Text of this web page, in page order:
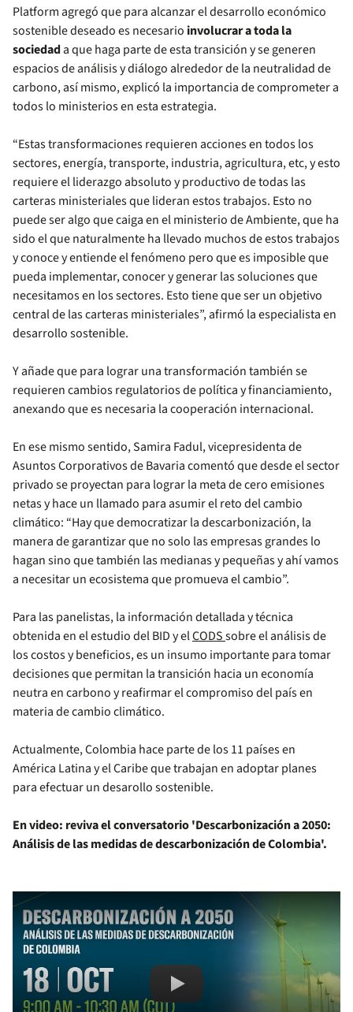
Platform agregó que para alcanzar el desarrollo económico
sostenible deseado es necesario involucrar a toda la
sociedada que haga parte de esta transición y se generen
espacios de análisis y diálogo alrededor de la neutralidad de
carbono, así mismo, explicó la importancia de comprometer a
todos lo ministerios en esta estrategia.
“Estas transformaciones requieren acciones en todos los
sectores, energía, transporte, industria, agricultura, etc, y esto
requiere el liderazgo absoluto y productivo de todas las
carteras ministeriales que lideran estos trabajos. Esto no
puede ser algo que caiga en el ministerio de Ambiente, que ha
sido el que naturalmente ha llevado muchos de estos trabajos
y conoce y entiende el fenómeno pero que es imposible que
pueda implementar, conocer y generar las soluciones que
necesitamos en los sectores. Esto tiene que ser un objetivo
central de las carteras ministeriales”, afirmó la especialista en
desarrollo sostenible.
Y añade que para lograr una transformación también se
requieren cambios regulatorios de política y financiamiento,
anexando que es necesaria la cooperación internacional.
En ese mismo sentido, Samira Fadul, vicepresidenta de
Asuntos Corporativos de Bavaria comentó que desde el sector
privado se proyectan para lograr la meta de cero emisiones
netas y hace un llamado para asumir el reto del cambio
climático: “Hay que democratizar la descarbonización, la
manera de garantizar que no solo las empresas grandes lo
hagan sino que también las medianas y pequeñas y ahí vamos
a necesitar un ecosistema que promueva el cambio”.
Para las panelistas, la información detallada y técnica
obtenida en el estudio del BID y elCODSsobre el análisis de
los costos y beneficios, es un insumo importante para tomar
decisiones que permitan la transición hacia un economía
neutra en carbono y reafirmar el compromiso del país en
materia de cambio climático.
Actualmente, Colombia hace parte de los 11 países en
América Latina y el Caribe que trabajan en adoptar planes
para efectuar un desarollo sostenible.
En video: reviva el conversatorio 'Descarbonización a 2050:
Análisis de las medidas de descarbonización de Colombia'.
Remote video URL